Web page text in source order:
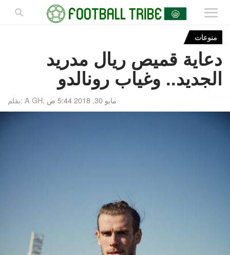
منوعات
دعاية قميص ريال مدريد
الجديد.. وغياب رونالدو
بقلم: A GH, مايو 30, 2018 5:44 ص